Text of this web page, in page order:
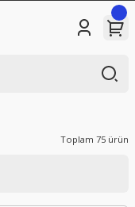
Toplam 75 ürün